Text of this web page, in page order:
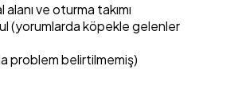
ve oturma takımı
(yorumlarda köpekle gelenler
problem belirtilmemiş)